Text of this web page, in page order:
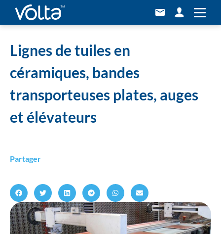
Home»Lignes de tuiles en céramiques, bandes transporteuses plates, auges et
élévateurs
Lignes de tuiles en
céramiques, bandes
transporteuses plates, auges
et élévateurs
Partager